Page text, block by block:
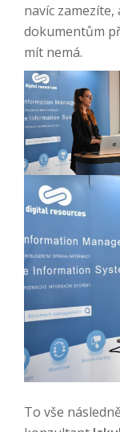
navíc
dokumentům
mít nemá.
To vše